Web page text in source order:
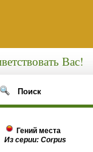
Вас!
Поиск
Гений места
Из серии: Corpus